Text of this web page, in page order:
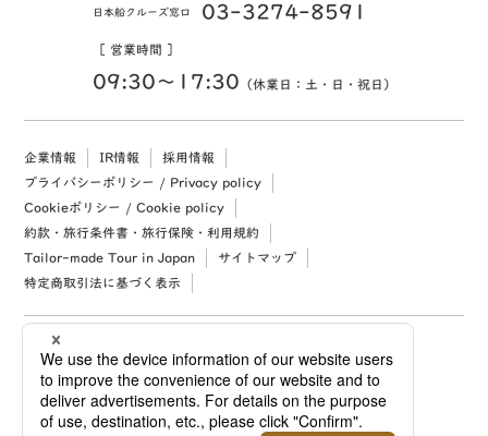
日本船クルーズ窓口 03-3274-8591
［ 営業時間 ］
09:30〜17:30 （休業日：土・日・祝日）
企業情報 IR情報
採用情報
プライバシーポリシー / Privacy policy
Cookieポリシー / Cookie policy
約款・旅行条件書・旅行保険・利用規約
Tailor-made Tour in Japan
サイトマップ
特定商取引法に基づく表示
Copyright (c) 2026 Mitsukoshi Isetan Nikko Travel, Ltd. All rights reserved.